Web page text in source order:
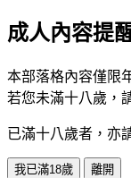
成人內容提
本部落格內容僅限
若您未滿十八歲，
已滿十八歲者，亦
我已滿18歲 離開